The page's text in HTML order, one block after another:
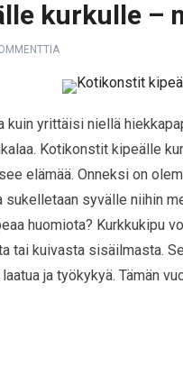
kurkulle –
kuin yrittäisi niellä
Kotikonstit kipeälle
elämää. Onneksi on
sukelletaan syvälle niihin
huomiota? Kurkkukipu
tai kuivasta sisäilmasta.
ja työkykyä. Tämän